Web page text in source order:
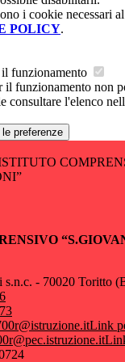
i cookie necessari
POLICY.
funzionamento
il funzionamento non
consultare l'elenco
preferenze
s.n.c. - 70020 Toritto
Link